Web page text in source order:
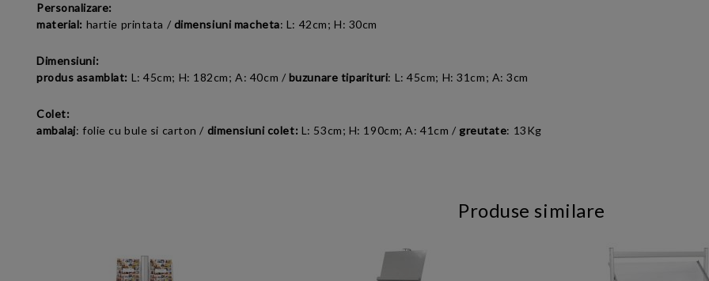
Personalizare:
material: hartie printata / dimensiuni macheta: L: 42cm; H: 30cm
Dimensiuni:
produs asamblat: L: 45cm; H: 182cm; A: 40cm / buzunare tiparituri: L: 45cm; H: 31cm; A: 3cm
Colet:
ambalaj: folie cu bule si carton / dimensiuni colet: L: 53cm; H: 190cm; A: 41cm / greutate: 13Kg
Produse similare